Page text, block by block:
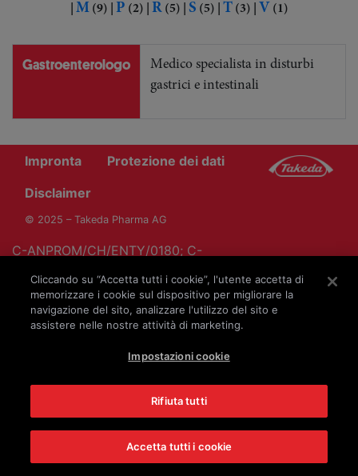
M(9) P (2) R(5) S (5) T(3) V (1)
Gastroenterologo
Medico specialista in disturbi
gastrici e intestinali
Impronta
Protezione dei dati
Disclaimer
© 2025 – Takeda Pharma AG
C-ANPROM/CH/ENTY/0180; C-
C-ANPROM/CH/ENTY/0183; C-
ANPROM/CH/ENTY/0184; C-ANPROM/CH/ENTY/0198
Cliccando su “Accetta tutti i cookie”, l'utente accetta di
memorizzare i cookie sul dispositivo per migliorare la
navigazione del sito, analizzare l'utilizzo del sito e
assistere nelle nostre attività di marketing.
Impostazioni cookie
Rifiuta tutti
Accetta tutti i cookie